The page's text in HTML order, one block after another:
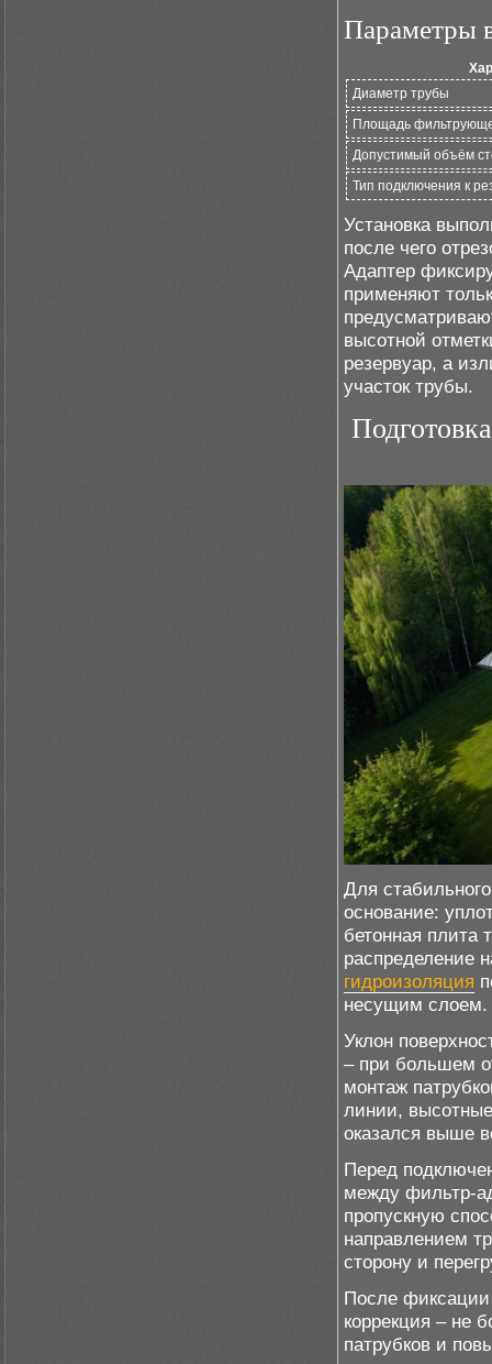
Параметры
Диаметр трубы
Площадь
Допустимый объём
Тип подключения к
Установка
после чего
Адаптер
применяют
высотной
резервуар, а
участок трубы.
Для
основание:
бетонная плита
распределение
гидроизоляция
несущим слоем.
Уклон
– при большем
монтаж
линии,
оказался выше
Перед
между фильтр-
пропускную
направлением
сторону и
После фиксации
коррекция – не
патрубков и